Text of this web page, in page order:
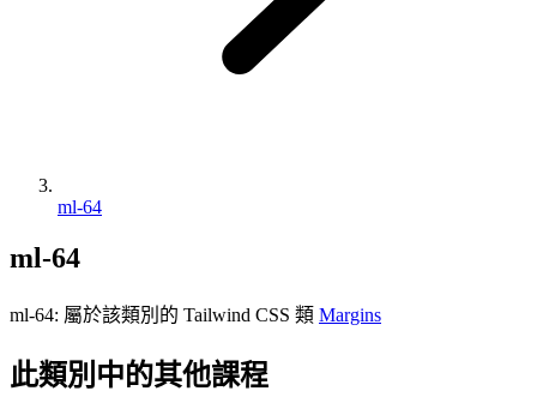
ml-64
ml-64
ml-64: 屬於該類別的 Tailwind CSS 類 Margins
此類別中的其他課程